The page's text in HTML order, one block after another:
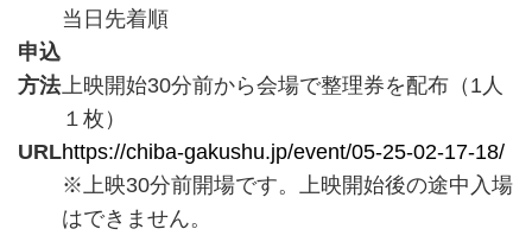
申込
方法
当日先着順
上映開始30分前から会場で整理券を配布（1人
１枚）
URLhttps://chiba-gakushu.jp/event/05-25-02-17-18/
※上映30分前開場です。上映開始後の途中入場
はできません。